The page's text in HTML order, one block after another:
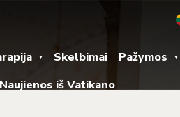
Skelbimai Pažymos
Naujienos iš Vatikano